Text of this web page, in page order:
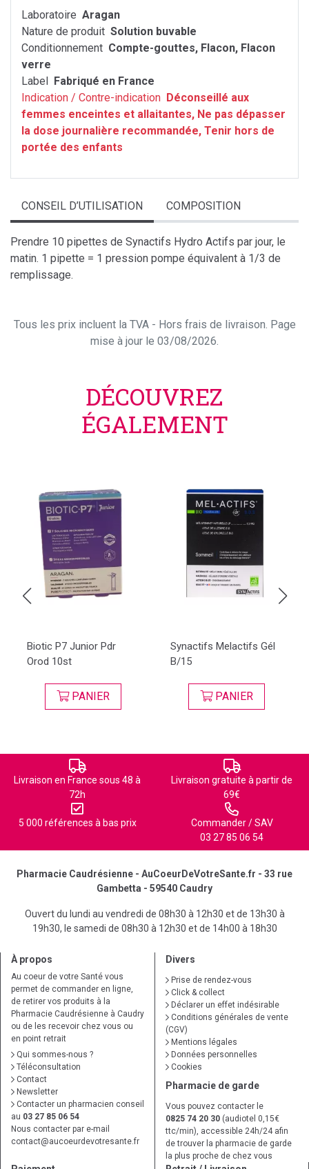
Laboratoire Aragan
Nature de produit Solution buvable
Conditionnement Compte-gouttes, Flacon, Flacon
verre
Label Fabriqué en France
Indication / Contre-indication Déconseillé aux
femmes enceintes et allaitantes, Ne pas dépasser
la dose journalière recommandée, Tenir hors de
portée des enfants
CONSEIL D’UTILISATION COMPOSITION
Prendre 10 pipettes de Synactifs Hydro Actifs par jour, le
matin. 1 pipette = 1 pression pompe équivalent à 1/3 de
remplissage.
Tous les prix incluent la TVA - Hors frais de livraison. Page
mise à jour le 03/08/2026.
DÉCOUVREZ
ÉGALEMENT
Biotic P7 Junior Pdr
Orod 10st
PANIER
Synactifs Melactifs Gél
B/15
PANIER
Livraison en France sous 48 à
72h
Livraison gratuite à partir de
69€
5 000 références à bas prix
Commander / SAV
03 27 85 06 54
Pharmacie Caudrésienne - AuCoeurDeVotreSante.fr - 33 rue
Gambetta - 59540 Caudry
Ouvert du lundi au vendredi de 08h30 à 12h30 et de 13h30 à
19h30, le samedi de 08h30 à 12h30 et de 14h00 à 18h30
À propos
Au coeur de votre Santé vous
permet de commander en ligne,
de retirer vos produits à la
Pharmacie Caudrésienne à Caudry
ou de les recevoir chez vous ou
en point retrait
Qui sommes-nous ?
Téléconsultation
Contact
Newsletter
Contacter un pharmacien conseil
au 03 27 85 06 54
Nous contacter par e-mail
contact@aucoeurdevotresante.fr
Divers
Prise de rendez-vous
Click & collect
Déclarer un effet indésirable
Conditions générales de vente
(CGV)
Mentions légales
Données personnelles
Cookies
Pharmacie de garde
Vous pouvez contacter le
0825 74 20 30 (audiotel 0,15€
ttc/min), accessible 24h/24 afin
de trouver la pharmacie de garde
la plus proche de chez vous